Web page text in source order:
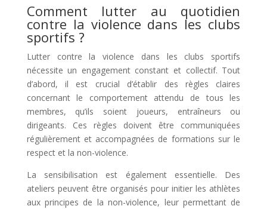
Comment lutter au quotidien
contre la violence dans les clubs
sportifs ?
Lutter contre la violence dans les clubs sportifs
nécessite un engagement constant et collectif. Tout
d’abord, il est crucial d’établir des règles claires
concernant le comportement attendu de tous les
membres, qu’ils soient joueurs, entraîneurs ou
dirigeants. Ces règles doivent être communiquées
régulièrement et accompagnées de formations sur le
respect et la non-violence.
La sensibilisation est également essentielle. Des
ateliers peuvent être organisés pour initier les athlètes
aux principes de la non-violence, leur permettant de